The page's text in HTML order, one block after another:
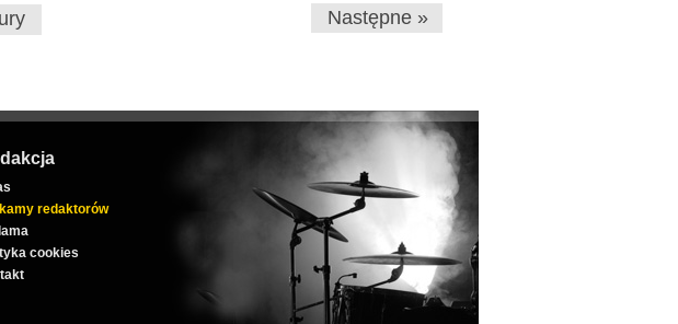
Następne »
redaktorów
cookies